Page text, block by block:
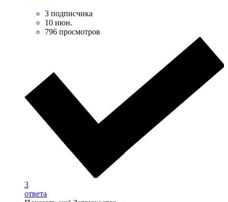
3 подписчика
10 июн.
796 просмотров
3
ответа